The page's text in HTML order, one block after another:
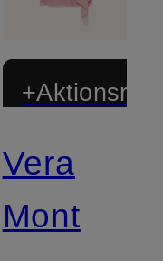
Vera
Mont